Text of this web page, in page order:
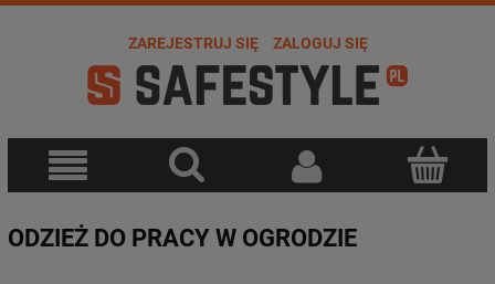
ZAREJESTRUJ SIĘ ZALOGUJ SIĘ
ODZIEŻ DO PRACY W OGRODZIE